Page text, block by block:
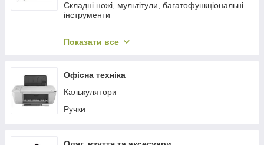
Складні ножі, мультітули, багатофункціональні
інструменти
Показати все
Офісна техніка
Калькулятори
Ручки